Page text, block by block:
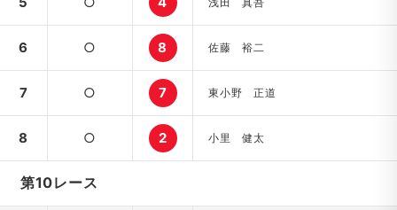
6 ○ 8 佐藤 裕二
7 ○ 7 東小野 正道
8 ○ 2 小里 健太
第10レース